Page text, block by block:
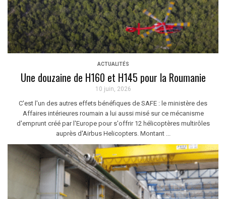
ACTUALITÉS
Une douzaine de H160 et H145 pour la Roumanie
10 juin, 2026
C'est l'un des autres effets bénéfiques de SAFE : le ministère des
Affaires intérieures roumain a lui aussi misé sur ce mécanisme
d'emprunt créé par l'Europe pour s'offrir 12 hélicoptères multirôles
auprès d'Airbus Helicopters. Montant ...